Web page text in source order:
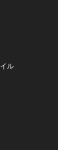
ル